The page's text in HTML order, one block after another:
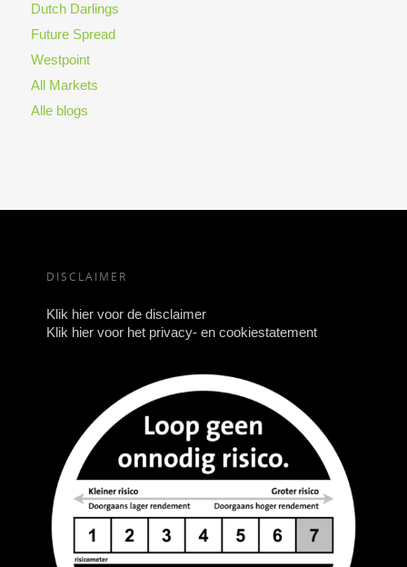
Dutch Darlings
Future Spread
Westpoint
All Markets
Alle blogs
DISCLAIMER
Klik hier voor de disclaimer
Klik hier voor het privacy- en cookiestatement